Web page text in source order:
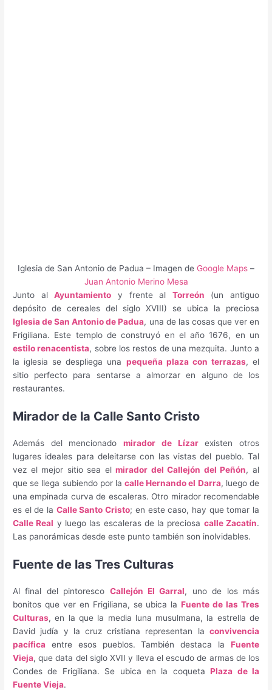
Iglesia de San Antonio de Padua – Imagen de Google Maps –
Juan Antonio Merino Mesa
Junto alAyuntamiento y frente al Torreón (un antiguo
depósito de cereales del siglo XVIII) se ubica la preciosa
Iglesia de San Antonio de Padua, una de las cosas que ver en
Frigiliana. Este templo de construyó en el año 1676, en un
estilo renacentista, sobre los restos de una mezquita. Junto a
la iglesia se despliega una pequeña plaza con terrazas, el
sitio perfecto para sentarse a almorzar en alguno de los
restaurantes.
Mirador de la Calle Santo Cristo
Además del mencionadomirador de Lízarexisten otros
lugares ideales para deleitarse con las vistas del pueblo. Tal
vez el mejor sitio sea elmirador del Callejón del Peñón, al
que se llega subiendo por lacalle Hernando el Darra, luego de
una empinada curva de escaleras. Otro mirador recomendable
es el de la Calle Santo Cristo; en este caso, hay que tomar la
Calle Real y luego las escaleras de la preciosa calle Zacatín.
Las panorámicas desde este punto también son inolvidables.
Fuente de las Tres Culturas
Al final del pintoresco Callejón El Garral, uno de los más
bonitos que ver en Frigiliana, se ubica laFuente de las Tres
Culturas, en la que la media luna musulmana, la estrella de
David judía y la cruz cristiana representan la convivencia
pacífica entre esos pueblos. También destaca la Fuente
Vieja, que data del siglo XVII y lleva el escudo de armas de los
Condes de Frigiliana. Se ubica en la coquetaPlaza de la
Fuente Vieja.